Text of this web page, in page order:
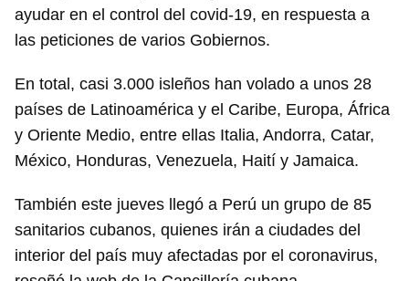
ayudar en el control del covid-19, en respuesta a
las peticiones de varios Gobiernos.
En total, casi 3.000 isleños han volado a unos 28
países de Latinoamérica y el Caribe, Europa, África
y Oriente Medio, entre ellas Italia, Andorra, Catar,
México, Honduras, Venezuela, Haití y Jamaica.
También este jueves llegó a Perú un grupo de 85
sanitarios cubanos, quienes irán a ciudades del
interior del país muy afectadas por el coronavirus,